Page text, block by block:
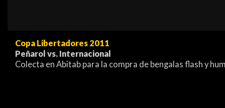
Copa Libertadores 2011
Peñarol vs. Internacional
Colecta en Abitab para la compra de bengalas flash y